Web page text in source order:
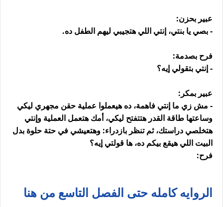
عبير بحزن:
- بصي يا بنتي، إنتي اللي هتجيبي ليهم الطفل ده.
فرح بصدمة:
- إنتي بتقولي إيه؟
عبير بمكر:
- مش زي ما إنتي فاهمة، ده هيعملوا عملية حقن مجهري ليكي
وساعتها طاقة القدر هتتفتح ليكي، أمك هتعمل العملية وإنتي
هتخلصي دراستك، ثم تنظر بازدراء: وهتعيشي في حتة حلوة بدل
البيت اللي هيقع بيكم ده، ها قولتي إيه؟
فرح:
الروايه كامله حتى الفصل التاسع من هنا